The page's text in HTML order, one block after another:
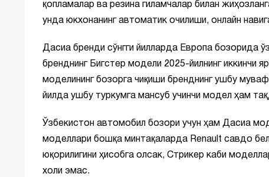
қопламалар ва резина гиламчалар билан
унда юкхонанинг автоматик очилиши, онлайн
Дасиа бренди сўнгги йилларда Европа бозорида
бренднинг Бигстер модели 2025-йилнинг иккинчи
моделининг бозорга чиқиши бренднинг ушбу
йилда ушбу туркумга мансуб учинчи модел ҳам
Ўзбекистон автомобил бозори учун ҳам Дасиа
моделлари бошқа минтақаларда Renault савдо
юқорилигини ҳисобга олсак, Стрикер каби
холи эмас.